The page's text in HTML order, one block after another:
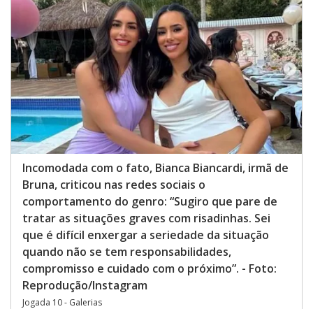
Incomodada com o fato, Bianca Biancardi, irmã de
Bruna, criticou nas redes sociais o
comportamento do genro: “Sugiro que pare de
tratar as situações graves com risadinhas. Sei
que é difícil enxergar a seriedade da situação
quando não se tem responsabilidades,
compromisso e cuidado com o próximo”. - Foto:
Reprodução/Instagram
Jogada 10 - Galerias